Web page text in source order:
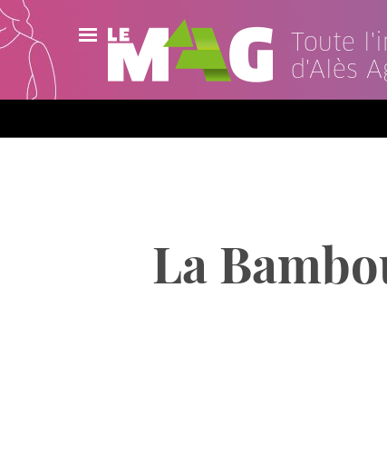
Toute
d'Alès
Actualités
Agenda
La